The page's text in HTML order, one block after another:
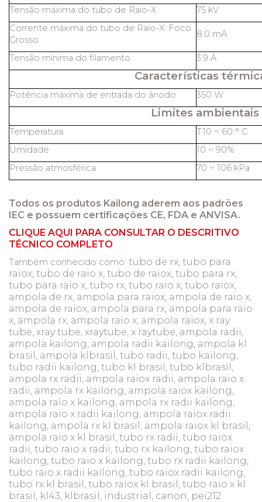
Tensão máxima do tubo de Raio-X
75 kV
Corrente máxima do tubo de Raio-X: Foco
Grosso
8.0 mA
Tensão mínima do filamento 3.9 A
Características
Potência máxima de entrada do ânodo 350 W
Limites ambientais
Temperatura
T10 ~ 60 ° C
Umidade
10 ~ 90%
Pressão atmosférica
70 ~ 106 kPa
Todos os produtos Kailong aderem aos padrões
IEC e possuem certificações CE, FDA e ANVISA.
CLIQUE AQUI PARA CONSULTAR O DESCRITIVO
TÉCNICO COMPLETO
Também conhecido como: tubo de rx, tubo para
raiox, tubo de raio x, tubo de raiox, tubo para rx,
tubo para raio x, tubo rx, tubo raio x, tubo raiox,
ampola de rx, ampola para raiox, ampola de raio x,
ampola de raiox, ampola para rx, ampola para raio
x, ampola rx, ampola raio x, ampola raiox, x ray
tube, xray tube, xraytube, x raytube, ampola radii,
ampola kailong, ampola radii kailong, ampola kl
brasil, ampola klbrasil, tubo radii, tubo kailong,
tubo radii kailong, tubo kl brasil, tubo klbrasil,
ampola rx radii, ampola raiox radii, ampola raio x
radii, ampola rx kailong, ampola raiox kailong,
ampola raio x kailong, ampola rx radii kailong,
ampola raio x radii kailong, ampola raiox radii
kailong, ampola rx kl brasil, ampola raiox kl brasil,
ampola raio x kl brasil, tubo rx radii, tubo raiox
radii, tubo raio x radii, tubo rx kailong, tubo raiox
kailong, tubo raio x kailong, tubo rx radii kailong,
tubo raio x radii kailong, tubo raiox radii kailong,
tubo rx kl brasil, tubo raiox kl brasil, tubo raio x kl
brasil, kl43, klbrasil, industrial, canon, pei212